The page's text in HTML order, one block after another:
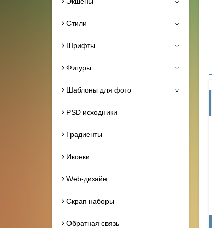
Стили
Шрифты
Фигуры
Шаблоны для фото
PSD исходники
Градиенты
Иконки
Web-дизайн
Скрап наборы
Обратная связь